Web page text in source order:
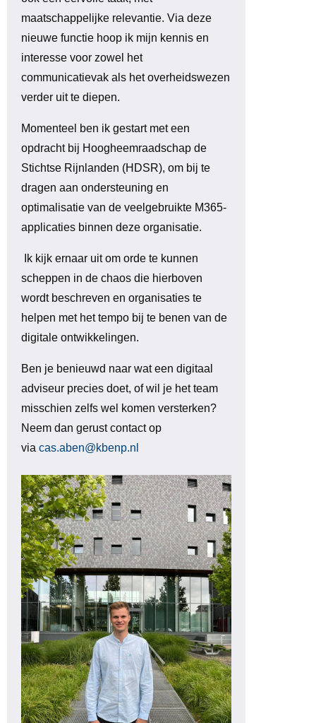
maatschappelijke relevantie. Via deze
nieuwe functie hoop ik mijn kennis en
interesse voor zowel het
communicatievak als het overheidswezen
verder uit te diepen.
Momenteel ben ik gestart met een
opdracht bij Hoogheemraadschap de
Stichtse Rijnlanden (HDSR), om bij te
dragen aan ondersteuning en
optimalisatie van de veelgebruikte M365-
applicaties binnen deze organisatie.
Ik kijk ernaar uit om orde te kunnen
scheppen in de chaos die hierboven
wordt beschreven en organisaties te
helpen met het tempo bij te benen van de
digitale ontwikkelingen.
Ben je benieuwd naar wat een digitaal
adviseur precies doet, of wil je het team
misschien zelfs wel komen versterken?
Neem dan gerust contact op
via cas.aben@kbenp.nl